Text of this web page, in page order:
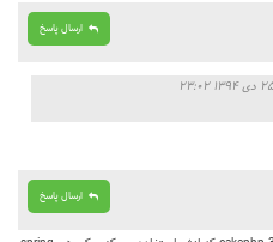
ارسال پاسخ
ارسال پاسخ